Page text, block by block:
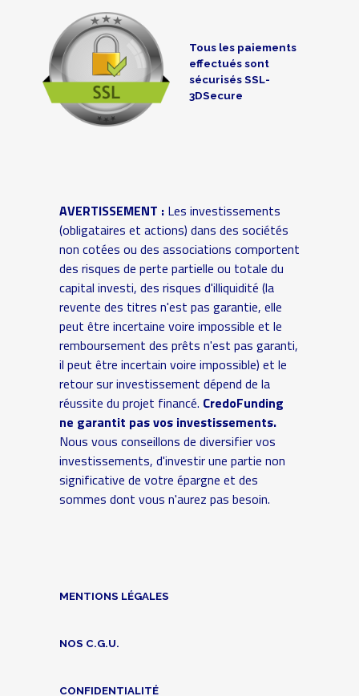
Tous les paiements
effectués sont
sécurisés SSL-
3DSecure
AVERTISSEMENT :Les investissements
(obligataires et actions) dans des sociétés
non cotées ou des associations comportent
des risques de perte partielle ou totale du
capital investi, des risques d'illiquidité (la
revente des titres n'est pas garantie, elle
peut être incertaine voire impossible et le
remboursement des prêts n'est pas garanti,
il peut être incertain voire impossible) et le
retour sur investissement dépend de la
réussite du projet financé. CredoFunding
ne garantit pas vos investissements.
Nous vous conseillons de diversifier vos
investissements, d'investir une partie non
significative de votre épargne et des
sommes dont vous n'aurez pas besoin.
MENTIONS LÉGALES
NOS C.G.U.
CONFIDENTIALITÉ